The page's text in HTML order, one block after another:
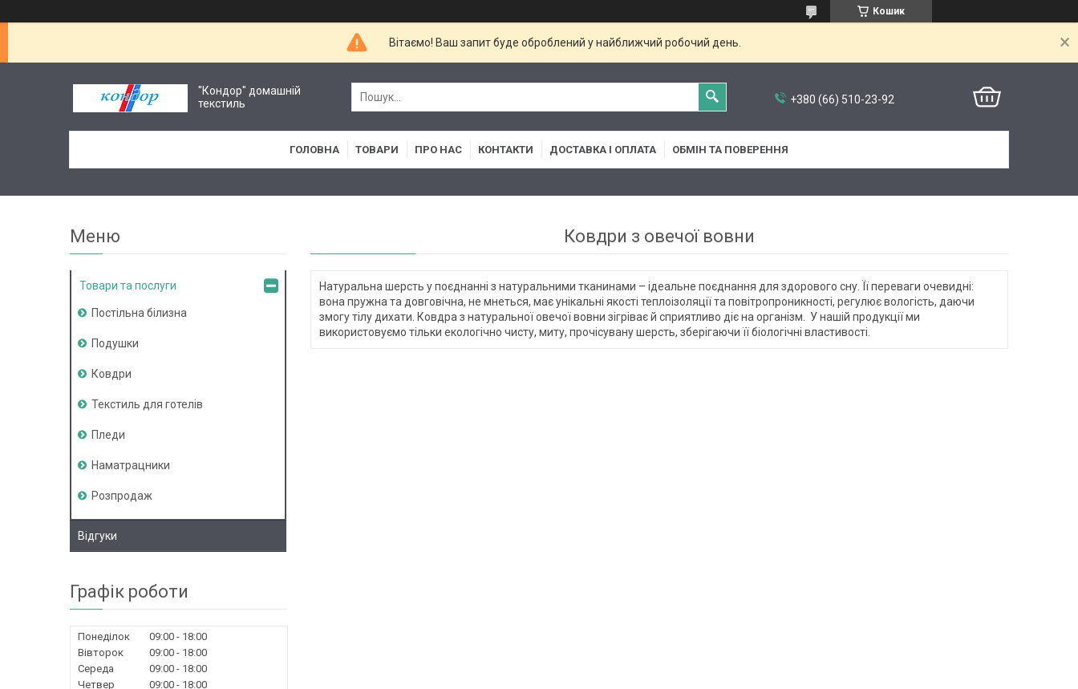
Кошик
Вітаємо! Ваш запит буде оброблений у найближчий робочий день.
"Кондор" домашній
текстиль
+380 (66) 510-23-92
ГОЛОВНА ТОВАРИ ПРО НАС КОНТАКТИ ДОСТАВКА І ОПЛАТА ОБМІН ТА ПОВЕРЕННЯ
Ковдри з овечої вовни
Натуральна шерсть у поєднанні з натуральними тканинами – ідеальне поєднання для здорового сну. Її переваги очевидні:
вона пружна та довговічна, не мнеться, має унікальні якості теплоізоляції та повітропроникності, регулює вологість, даючи
змогу тілу дихати. Ковдра з натуральної овечої вовни зігріває й сприятливо діє на організм. У нашій продукції ми
використовуємо тільки екологічно чисту, миту, прочісувану шерсть, зберігаючи її біологічні властивості.
Товари та послуги
Постільна білизна
Подушки
Ковдри
Текстиль для готелів
Пледи
Наматрацники
Розпродаж
Відгуки
Графік роботи
Понеділок 09:00
18:00
Вівторок
09:00
18:00
Середа
09:00
18:00
Четвер
09:00
18:00